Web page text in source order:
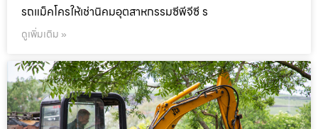
รถแม็คโครให้เช่านิคมอุตสาหกรรมซีพีจีซี ร
ดูเพิ่มเติม »